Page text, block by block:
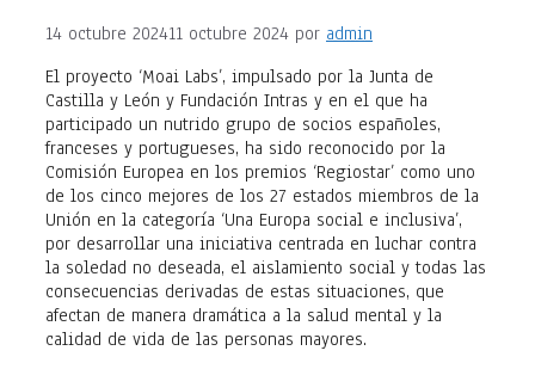
14 octubre 202411 octubre 2024 por admin
El proyecto ‘Moai Labs’, impulsado por la Junta de
Castilla y León y Fundación Intras y en el que ha
participado un nutrido grupo de socios españoles,
franceses y portugueses, ha sido reconocido por la
Comisión Europea en los premios ‘Regiostar’ como uno
de los cinco mejores de los 27 estados miembros de la
Unión en la categoría ‘Una Europa social e inclusiva’,
por desarrollar una iniciativa centrada en luchar contra
la soledad no deseada, el aislamiento social y todas las
consecuencias derivadas de estas situaciones, que
afectan de manera dramática a la salud mental y la
calidad de vida de las personas mayores.